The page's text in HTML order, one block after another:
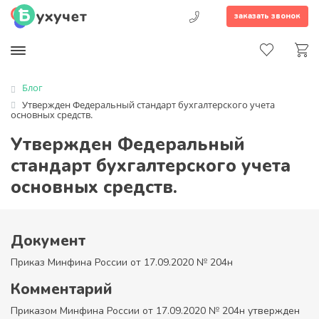
заказать звонок
Блог
Утвержден Федеральный стандарт бухгалтерского учета
основных средств.
Утвержден Федеральный
стандарт бухгалтерского учета
основных средств.
Документ
Приказ Минфина России от 17.09.2020 № 204н
Комментарий
Приказом Минфина России от 17.09.2020 № 204н утвержден